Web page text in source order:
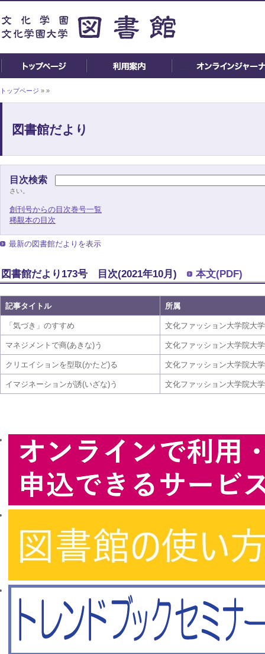
トップページ » »
図書館だより
目次検索
さい。
創刊号からの目次巻号一覧
稀覯本の目次
最新の図書館だよりを表示
図書館だより173号 目次(2021年10月) 本文(PDF)
記事タイトル 所属
「気づき」のすすめ 文化ファッション大学院大
マネジメントで商(あきな)う 文化ファッション大学院大
クリエイションを型取(かたど)る 文化ファッション大学院大
イマジネーションが誘(いざな)う 文化ファッション大学院大